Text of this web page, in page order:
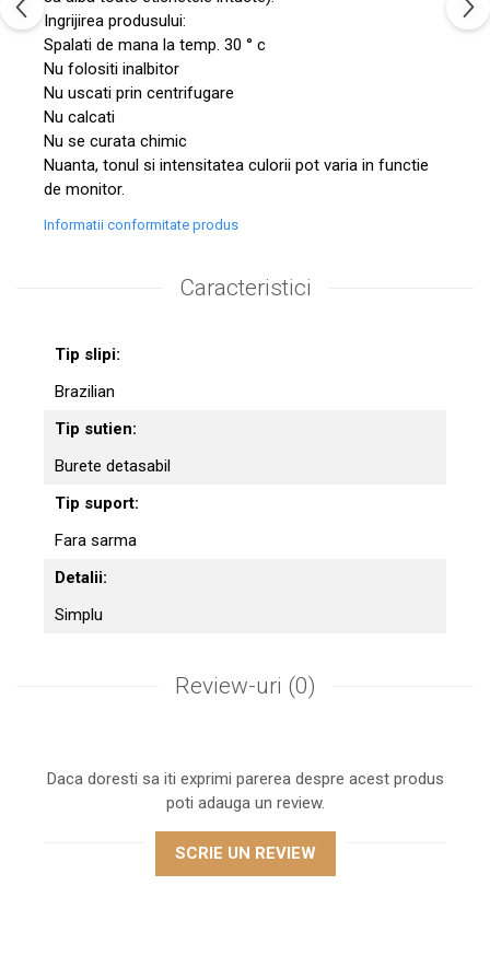
Ingrijirea produsului:
Spalati de mana la temp. 30 ° c
Nu folositi inalbitor
Nu uscati prin centrifugare
Nu calcati
Nu se curata chimic
Nuanta, tonul si intensitatea culorii pot varia in functie
de monitor.
Informatii conformitate produs
Caracteristici
Tip slipi:
Brazilian
Tip sutien:
Burete detasabil
Tip suport:
Fara sarma
Detalii:
Simplu
Review-uri (0)
Daca doresti sa iti exprimi parerea despre acest produs
poti adauga un review.
SCRIE UN REVIEW